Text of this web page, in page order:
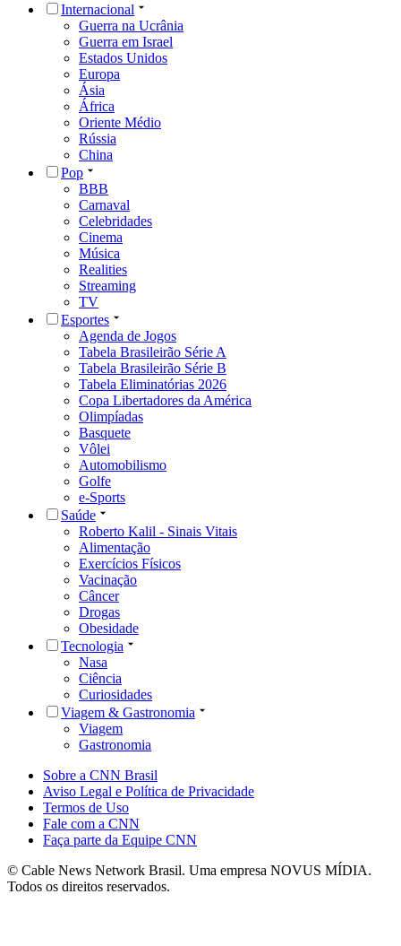
Internacional
Guerra na Ucrânia
Guerra em Israel
Estados Unidos
Europa
Ásia
África
Oriente Médio
Rússia
China
Pop
BBB
Carnaval
Celebridades
Cinema
Música
Realities
Streaming
TV
Esportes
Agenda de Jogos
Tabela Brasileirão Série A
Tabela Brasileirão Série B
Tabela Eliminatórias 2026
Copa Libertadores da América
Olimpíadas
Basquete
Vôlei
Automobilismo
Golfe
e-Sports
Saúde
Roberto Kalil - Sinais Vitais
Alimentação
Exercícios Físicos
Vacinação
Câncer
Drogas
Obesidade
Tecnologia
Nasa
Ciência
Curiosidades
Viagem & Gastronomia
Viagem
Gastronomia
Sobre a CNN Brasil
Aviso Legal e Política de Privacidade
Termos de Uso
Fale com a CNN
Faça parte da Equipe CNN
© Cable News Network Brasil. Uma empresa NOVUS MÍDIA.
Todos os direitos reservados.